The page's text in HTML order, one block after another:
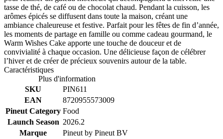
tasse de thé, de café ou de chocolat chaud. Pendant la cuisson, les
arômes épicés se diffusent dans toute la maison, créant une
ambiance chaleureuse et festive. Parfait pour les fêtes de fin d’année,
les moments de partage en famille ou comme cadeau gourmand, le
Warm Wishes Cake apporte une touche de douceur et de
convivialité à chaque occasion. Une délicieuse façon de célébrer
l’hiver et de créer de précieux souvenirs autour de la table.
Caractéristiques
Plus d'information
SKU
PIN611
EAN
8720955573009
Pineut Category Food
Launch Season 2026.2
Marque
Pineut by Pineut BV